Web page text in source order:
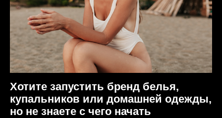
Хотите запустить бренд белья,
купальников или домашней одежды,
но не знаете с чего начать